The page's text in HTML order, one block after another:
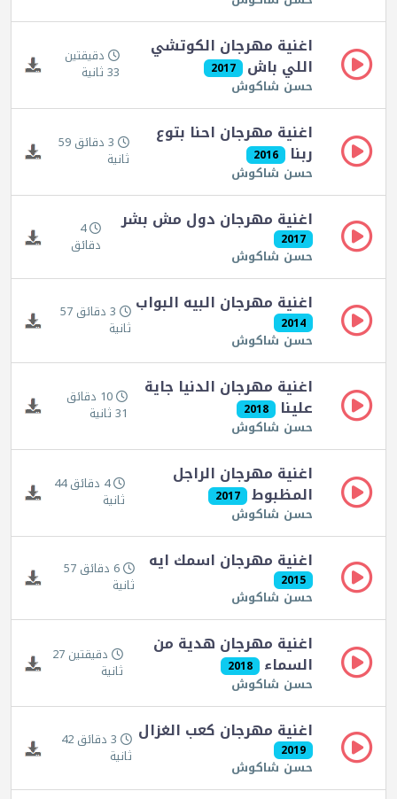
اغنية مهرجان الكوتشي
اللي باش 2017
حسن شاكوش
دقيقتين
33 ثانية
اغنية مهرجان احنا بتوع
ربنا 2016
حسن شاكوش
3 دقائق 59
ثانية
اغنية مهرجان دول مش بشر
2017
حسن شاكوش
4
دقائق
اغنية مهرجان البيه البواب
2014
حسن شاكوش
3 دقائق 57
ثانية
اغنية مهرجان الدنيا جاية
علينا 2018
حسن شاكوش
10 دقائق
31 ثانية
اغنية مهرجان الراجل
المظبوط 2017
حسن شاكوش
4 دقائق 44
ثانية
اغنية مهرجان اسمك ايه
2015
حسن شاكوش
6 دقائق 57
ثانية
اغنية مهرجان هدية من
السماء 2018
حسن شاكوش
دقيقتين 27
ثانية
اغنية مهرجان كعب الغزال
2019
حسن شاكوش
3 دقائق 42
ثانية